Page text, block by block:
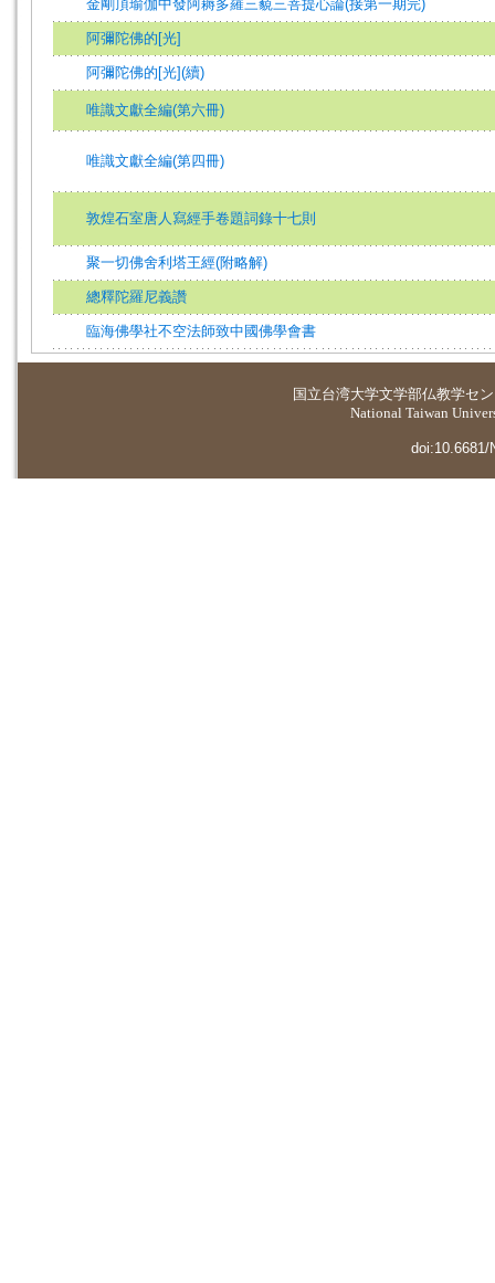
金剛頂瑜伽中發阿耨多羅三藐三菩提心論(接第一期完)
阿彌陀佛的[光]
阿彌陀佛的[光](續)
唯識文獻全編(第六冊)
唯識文獻全編(第四冊)
敦煌石室唐人寫經手卷題詞錄十七則
聚一切佛舍利塔王經(附略解)
總釋陀羅尼義讚
臨海佛學社不空法師致中國佛學會書
国立台湾大学文学部仏教学セ
National Taiwan
doi:10.6681/